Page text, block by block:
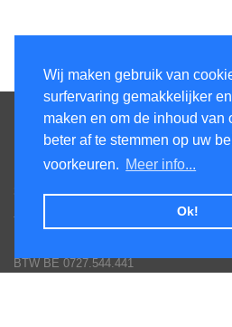
Wij maken gebruik van
surfervaring gemakkelijker
maken en om de inhoud van
beter af te stemmen op uw
voorkeuren. Meer info...
Ok!
Contacteer ons
Honsdonkstraat 25A
3120 Tremelo
Tel. 016/60.93.00 - 0475/620.520
BTW BE 0727.544.441